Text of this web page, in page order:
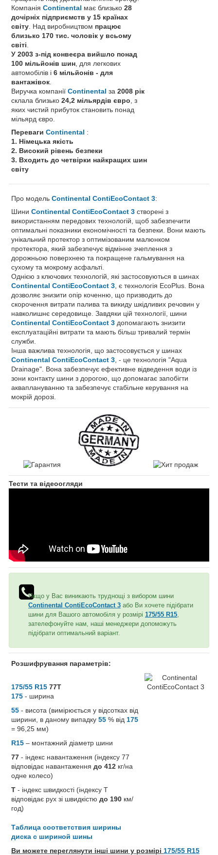
Компанія Continental має близько 28
дочірніх підприємств у 15 країнах
світу . Над виробництвом працює
близько 170 тис. чоловік у всьому
світі
У 2003 з-під конвеєра вийшло понад
100 мільйонів шин , для легкових
автомобілів і 6 мільйонів - для
вантажівок
Виручка компанії Continental за 2008 рік
склала близько 24,2 мільярдів євро , з
яких чистий прибуток становить понад
мільярд євро.
Переваги Continental :
1. Німецька якість
2. Високий рівень безпеки
3. Входить до четвірки найкращих шин
світу
Про модель Continental ContiEcoContact 3:
Шини Continental ContiEcoContact 3 створені з
використанням передових технологій, щоб забезпечити
оптимальні показники економічності та безпеки. Вони мають
унікальний протектор з оптимізованим малюнком
протектора, який забезпечує відмінне зчеплення з
дорожньою поверхнею та покращене гальмування на
сухому та мокрому асфальті.
Однією з ключових технологій, які застосовуються в шинах
Continental ContiEcoContact 3 , є технологія EcoPlus. Вона
дозволяє знизити опір коченню, що призводить до
скорочення витрати палива та викиду шкідливих речовин у
навколишнє середовище. Завдяки цій технології, шини
Continental ContiEcoContact 3 допомагають знизити
експлуатаційні витрати та мають більш тривалий термін
служби.
Інша важлива технологія, що застосовується у шинах
Continental ContiEcoContact 3 , - це технологія "Aqua
Drainage". Вона забезпечує ефективне відведення води із
зони контакту шини з дорогою, що допомагає запобігти
акваплануванню та забезпечує стабільне керування на
мокрій дорозі.
Тести та відеоогляди
Якщо у Вас виникають труднощі з вибором шини
Continental ContiEcoContact 3 або Ви хочете підібрати
шини для Вашого автомобіля у розмірі 175/55 R15
зателефонуйте нам, наші менеджери допоможуть
підібрати оптимальний варіант.
Розшифрування параметрів:
175/55 R15 77T
175 - ширина
55 - висота (вимірюється у відсотках від
ширини, в даному випадку 55 % від 175
= 96,25 мм)
R15 – монтажний діаметр шини
77 - індекс навантаження (індексу 77
відповідає навантаження до 412 кг/на
одне колесо)
T - індекс швидкості (індексу T
відповідає рух зі швидкістю до 190 км/
год)
Таблица соответствия ширины
диска с шириной шины
Ви можете переглянути інші шини у розмірі 175/55 R15